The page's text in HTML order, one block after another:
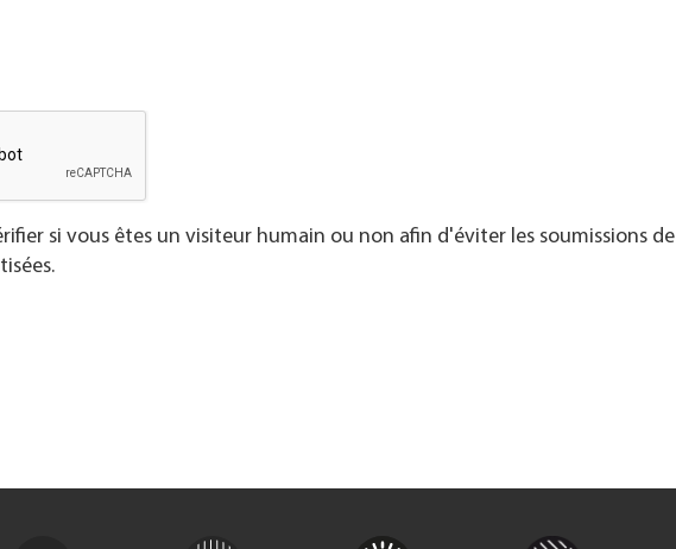
si vous êtes un visiteur humain ou non afin d'éviter les soumissions de